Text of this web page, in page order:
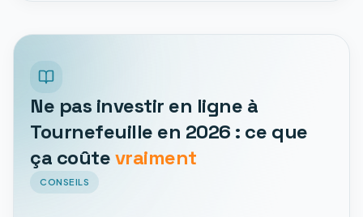
Ne pas investir en ligne à
Tournefeuille en 2026 : ce que
ça coûtevraiment
CONSEILS